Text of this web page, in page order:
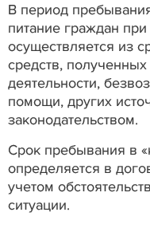
В период
питание граждан
осуществляется из
средств,
деятельности,
помощи, других
законодательством.
Срок пребывания в
определяется в
учетом
ситуации.